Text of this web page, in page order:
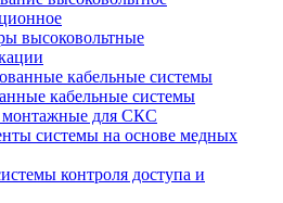
высоковольтные
кабельные системы
монтажные для СКС
системы на основе медных